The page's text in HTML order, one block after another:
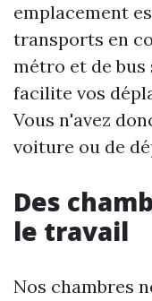
emplacement
transports en
métro et de bus
facilite vos
Vous n'avez
voiture ou de
Des
le travail
Nos chambres